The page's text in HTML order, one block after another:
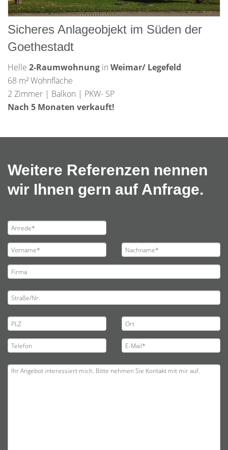
Sicheres Anlageobjekt im Süden der
Goethestadt
Helle 2-Raumwohnung in Weimar/ Legefeld
68 m² Wohnfläche
2 Zimmer | Balkon | PKW- SP
Nach 5 Monaten verkauft!
Weitere Referenzen nennen
wir Ihnen gern auf Anfrage.